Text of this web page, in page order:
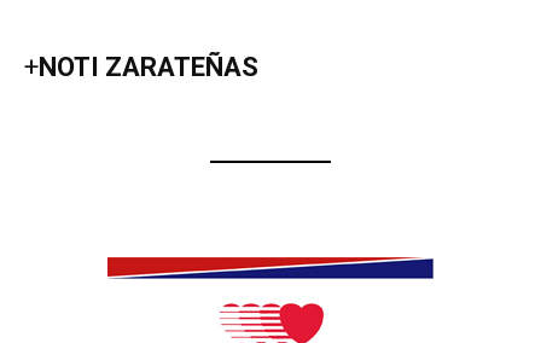
+NOTI ZARATEÑAS